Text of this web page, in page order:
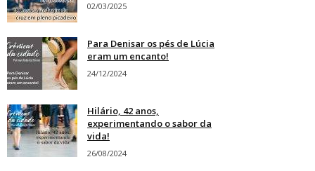
02/03/2025
Para Denisar os pés de Lúcia
eram um encanto!
24/12/2024
Hilário, 42 anos,
experimentando o sabor da
vida!
26/08/2024